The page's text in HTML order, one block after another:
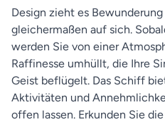
Design zieht es
gleichermaßen auf sich.
werden Sie von einer
Raffinesse umhüllt, die Ihre
Geist beflügelt. Das Schiff
Aktivitäten und
offen lassen. Erkunden Sie